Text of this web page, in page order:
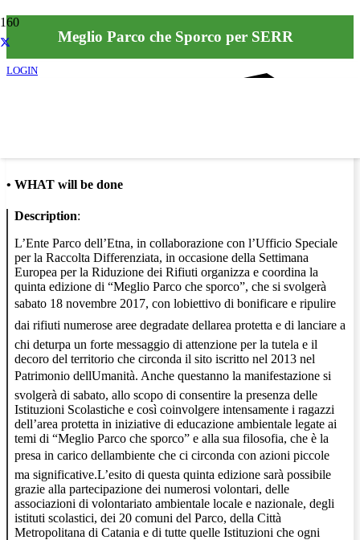
LOGIN
Meglio Parco che Sporco per SERR
• WHAT will be done
Description:
L’Ente Parco dell’Etna, in collaborazione con l’Ufficio Speciale
per la Raccolta Differenziata, in occasione della Settimana
Europea per la Riduzione dei Rifiuti organizza e coordina la
quinta edizione di “Meglio Parco che sporco”, che si svolgerà
sabato 18 novembre 2017, con lobiettivo di bonificare e ripulire
dai rifiuti numerose aree degradate dellarea protetta e di lanciare a
chi deturpa un forte messaggio di attenzione per la tutela e il
decoro del territorio che circonda il sito iscritto nel 2013 nel
Patrimonio dellUmanità. Anche questanno la manifestazione si
svolgerà di sabato, allo scopo di consentire la presenza delle
Istituzioni Scolastiche e così coinvolgere intensamente i ragazzi
dell’area protetta in iniziative di educazione ambientale legate ai
temi di “Meglio Parco che sporco” e alla sua filosofia, che è la
presa in carico dellambiente che ci circonda con azioni piccole
ma significative.L’esito di questa quinta edizione sarà possibile
grazie alla partecipazione dei numerosi volontari, delle
associazioni di volontariato ambientale locale e nazionale, degli
istituti scolastici, dei 20 comuni del Parco, della Città
Metropolitana di Catania e di tutte quelle Istituzioni che ogni